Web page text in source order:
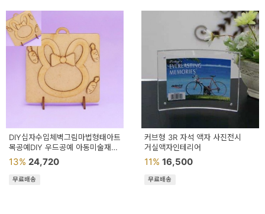
DIY십자수입체벽그림마법형태아트조립꾸미기
목공예DIY 우드공예 아동미술재료
나무공예
13% 24,720
무료배송
커브형 3R 자석 액자 사진전시
거실액자인테리어
11% 16,500
무료배송